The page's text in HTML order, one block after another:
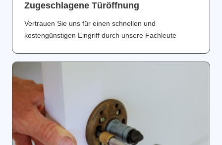
Zugeschlagene Türöffnung
Vertrauen Sie uns für einen schnellen und
kostengünstigen Eingriff durch unsere Fachleute